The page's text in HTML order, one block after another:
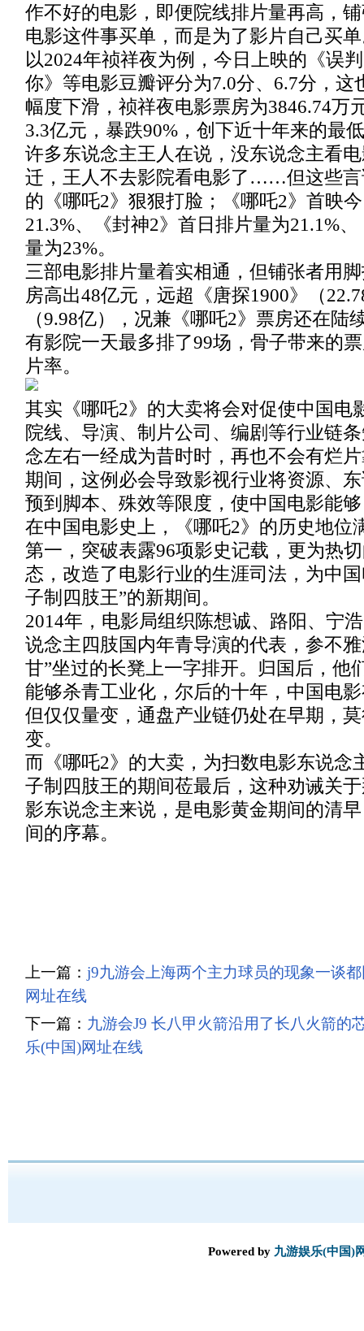
作不好的电影，即便院线排片量再高，
电影这件事买单，而是为了影片自己买
以2024年祯祥夜为例，今日上映的《误
你》等电影豆瓣评分为7.0分、6.7分，这
幅度下滑，祯祥夜电影票房为3846.74万
3.3亿元，暴跌90%，创下近十年来的最
许多东说念主王人在说，没东说念主看
迁，王人不去影院看电影了……但这些言
的《哪吒2》狠狠打脸；《哪吒2》首映
21.3%、《封神2》首日排片量为21.1%
量为23%。
三部电影排片量着实相通，但铺张者用
房高出48亿元，远超《唐探1900》（
（9.98亿），况兼《哪吒2》票房还在陆
有影院一天最多排了99场，骨子带来的
片率。
其实《哪吒2》的大卖将会对促使中国电
院线、导演、制片公司、编剧等行业链
念左右一经成为昔时时，再也不会有烂
期间，这例必会导致影视行业将资源、
预到脚本、殊效等限度，使中国电影能
在中国电影史上，《哪吒2》的历史地位
第一，突破表露96项影史记载，更为热
态，改造了电影行业的生涯司法，为中
子制四肢王”的新期间。
2014年，电影局组织陈想诚、路阳、宁
说念主四肢国内年青导演的代表，参不
甘”坐过的长凳上一字排开。归国后，他
能够杀青工业化，尔后的十年，中国电
但仅仅量变，通盘产业链仍处在早期，
变。
而《哪吒2》的大卖，为扫数电影东说
子制四肢王的期间莅最后，这种劝诫关
影东说念主来说，是电影黄金期间的清
间的序幕。
上一篇： j9九游会上海两个主力球员的现象一谈
网址在线
下一篇： 九游会J9 长八甲火箭沿用了长八火箭的
乐(中国)网址在线
Powered by 九游娱乐(中国)